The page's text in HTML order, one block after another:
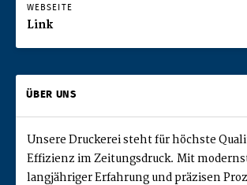
WEBSEITE
Link
ÜBER UNS
Unsere Druckerei steht für höchste
Effizienz im Zeitungsdruck. Mit
langjähriger Erfahrung und präzisen